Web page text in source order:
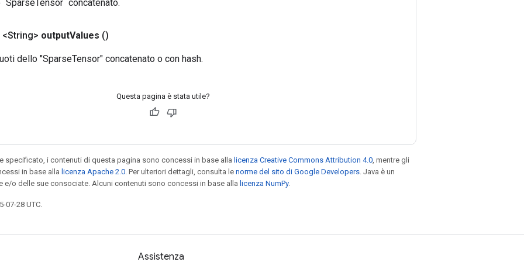
concatenato.
outputValues ​​()
dello "SparseTensor" concatenato o con hash.
Questa pagina è stata utile?
specificato, i contenuti di questa pagina sono concessi in base alla licenza Creative Commons Attribution 4.0 , mentre gli
in base alla licenza Apache 2.0 . Per ulteriori dettagli, consulta le norme del sito di Google Developers . Java è un
e/o delle sue consociate. Alcuni contenuti sono concessi in base alla licenza NumPy.
07-28 UTC.
Assistenza